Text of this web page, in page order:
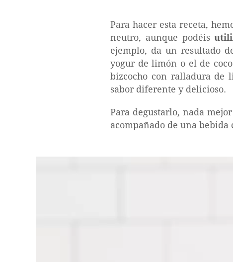
Para hacer esta receta,
neutro, aunque podéis
ejemplo, da un resultado
yogur de limón o el de
bizcocho con ralladura de
sabor diferente y delicioso.
Para degustarlo, nada
acompañado de una